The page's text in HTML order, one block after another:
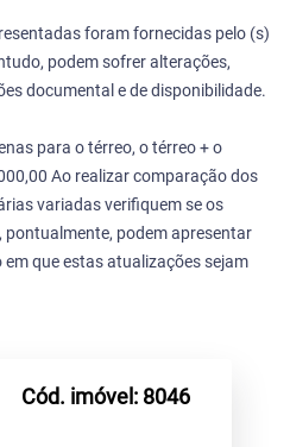
foram fornecidas pelo (s)
podem sofrer alterações,
documental e de disponibilidade.
para o térreo, o térreo + o
Ao realizar comparação dos
variadas verifiquem se os
podem apresentar
que estas atualizações sejam
Cód. imóvel: 8046